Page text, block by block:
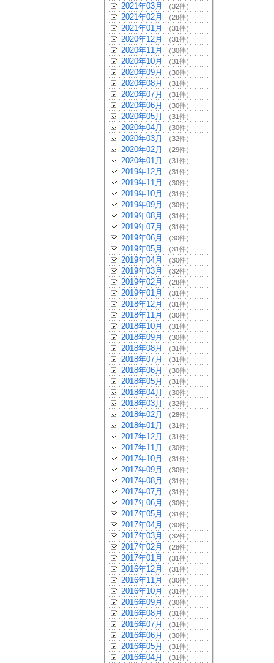
2021年03月 （32件）
2021年02月 （28件）
2021年01月 （31件）
2020年12月 （31件）
2020年11月 （30件）
2020年10月 （31件）
2020年09月 （30件）
2020年08月 （31件）
2020年07月 （31件）
2020年06月 （30件）
2020年05月 （31件）
2020年04月 （30件）
2020年03月 （32件）
2020年02月 （29件）
2020年01月 （31件）
2019年12月 （31件）
2019年11月 （30件）
2019年10月 （31件）
2019年09月 （30件）
2019年08月 （31件）
2019年07月 （31件）
2019年06月 （30件）
2019年05月 （31件）
2019年04月 （30件）
2019年03月 （32件）
2019年02月 （28件）
2019年01月 （31件）
2018年12月 （31件）
2018年11月 （30件）
2018年10月 （31件）
2018年09月 （30件）
2018年08月 （31件）
2018年07月 （31件）
2018年06月 （30件）
2018年05月 （31件）
2018年04月 （30件）
2018年03月 （32件）
2018年02月 （28件）
2018年01月 （31件）
2017年12月 （31件）
2017年11月 （30件）
2017年10月 （31件）
2017年09月 （30件）
2017年08月 （31件）
2017年07月 （31件）
2017年06月 （30件）
2017年05月 （31件）
2017年04月 （30件）
2017年03月 （32件）
2017年02月 （28件）
2017年01月 （31件）
2016年12月 （31件）
2016年11月 （30件）
2016年10月 （31件）
2016年09月 （30件）
2016年08月 （31件）
2016年07月 （31件）
2016年06月 （30件）
2016年05月 （31件）
2016年04月 （31件）